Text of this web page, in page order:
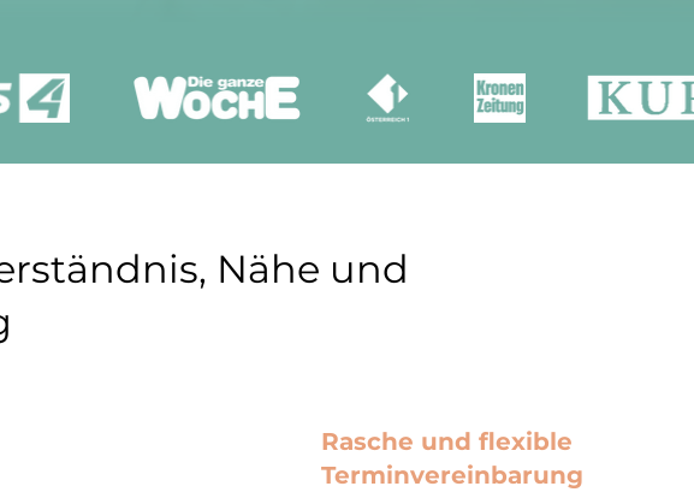
Nähe und
Rasche und flexible
Terminvereinbarung